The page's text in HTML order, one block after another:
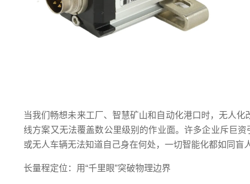
当我们畅想未来工厂、智慧矿山和自动化港口时，无人
线方案又无法覆盖数公里级别的作业面。许多企业斥巨
或无人车辆无法知道自己身在何处，一切智能化都如同盲
长量程定位：用“千里眼”突破物理边界